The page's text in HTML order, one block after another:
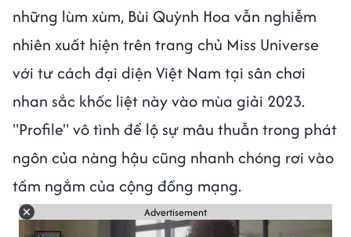
những lùm xùm, Bùi Quỳnh Hoa vẫn nghiễm
nhiên xuất hiện trên trang chủ Miss Universe
với tư cách đại diện Việt Nam tại sân chơi
nhan sắc khốc liệt này vào mùa giải 2023.
"Profile" vô tình để lộ sự mâu thuẫn trong phát
ngôn của nàng hậu cũng nhanh chóng rơi vào
tầm ngắm của cộng đồng mạng.
Advertisement